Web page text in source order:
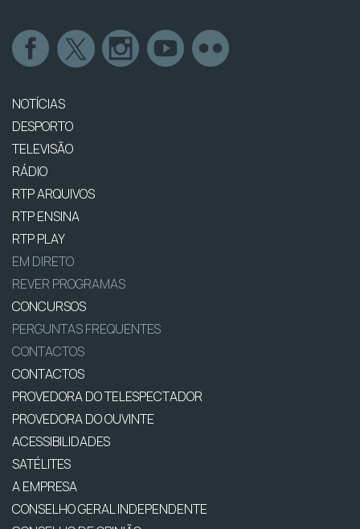
NOTÍCIAS
DESPORTO
TELEVISÃO
RÁDIO
RTP ARQUIVOS
RTP ENSINA
RTP PLAY
EM DIRETO
REVER PROGRAMAS
CONCURSOS
PERGUNTAS FREQUENTES
CONTACTOS
CONTACTOS
PROVEDORA DO TELESPECTADOR
PROVEDORA DO OUVINTE
ACESSIBILIDADES
SATÉLITES
A EMPRESA
CONSELHO GERAL INDEPENDENTE